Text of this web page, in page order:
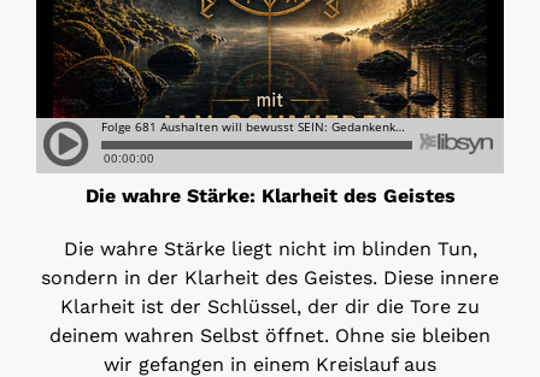
Die wahre Stärke: Klarheit des Geistes
Die wahre Stärke liegt nicht im blinden Tun,
sondern in der Klarheit des Geistes. Diese innere
Klarheit ist der Schlüssel, der dir die Tore zu
deinem wahren Selbst öffnet. Ohne sie bleiben
wir gefangen in einem Kreislauf aus